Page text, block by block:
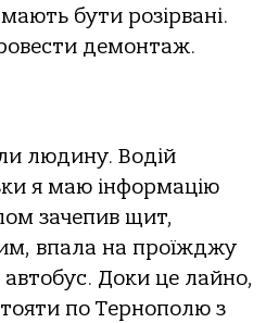
бути розірвані.
демонтаж.
людину. Водій
я маю інформацію
зачепив щит,
впала на проїжджу
автобус. Доки це лайно,
по Тернополю з